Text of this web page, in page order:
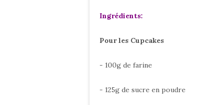
Ingrédients:
Pour les Cupcakes
- 100g de farine
- 125g de sucre en poudre